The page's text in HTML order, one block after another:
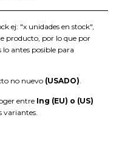
ej: "x unidades en stock",
producto, por lo que por
lo antes posible para
no nuevo (USADO).
entre Ing (EU) o (US)
variantes.